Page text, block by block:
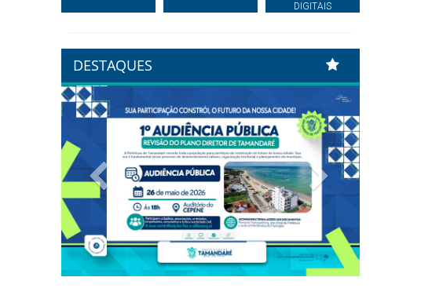
DIGITAIS
DESTAQUES
Previous Next